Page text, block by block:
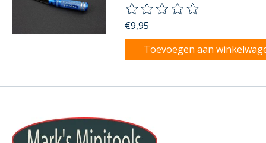
De beoordeling van dit
€9,95
Toevoegen aan